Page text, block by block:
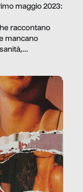
maggio 2023:
raccontano
mancano